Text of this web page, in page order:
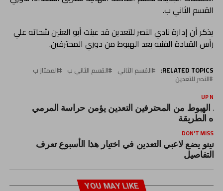
القسم الثاني ب.
يذكر أن إدارة نادي النصر للتعدين قد عينت أبو العنين شحاته علي
رأس القيادة الفنيه بعد الهبوط من دوري المحترفين.
RELATED TOPICS: القسم الثاني القسم الثاني ب الممتاز ب
النصر للتعدين
UP
الهبوط من المحترفين التعدين يؤمن حراسة المرمي
الطريقة
DON'T MISS
نينو يضع لاعبي التعدين في اختيار هذا الأسبوع تعرف
التفاصيل
YOU MAY LIKE